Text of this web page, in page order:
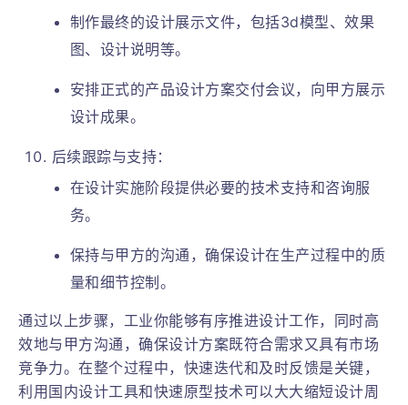
制作最终的设计展示文件，包括3d模型、效果
图、设计说明等。
安排正式的产品设计方案交付会议，向甲方展示
设计成果。
后续跟踪与支持：
在设计实施阶段提供必要的技术支持和咨询服
务。
保持与甲方的沟通，确保设计在生产过程中的质
量和细节控制。
通过以上步骤，工业你能够有序推进设计工作，同时高
效地与甲方沟通，确保设计方案既符合需求又具有市场
竞争力。在整个过程中，快速迭代和及时反馈是关键，
利用国内设计工具和快速原型技术可以大大缩短设计周